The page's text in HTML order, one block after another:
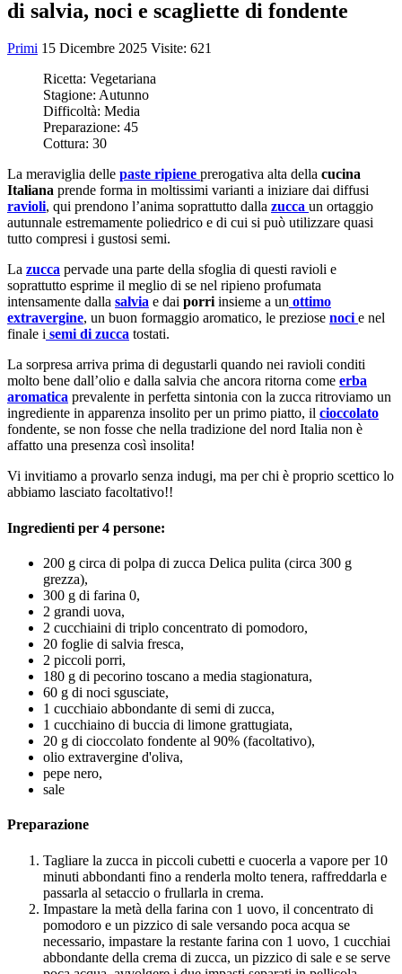
di salvia, noci e scagliette di fondente
Primi 15 Dicembre 2025 Visite: 621
Ricetta: Vegetariana
Stagione: Autunno
Difficoltà: Media
Preparazione: 45
Cottura: 30
La meraviglia delle paste ripiene prerogativa alta della cucina
Italiana prende forma in moltissimi varianti a iniziare dai diffusi
ravioli, qui prendono l’anima soprattutto dalla zucca un ortaggio
autunnale estremamente poliedrico e di cui si può utilizzare quasi
tutto compresi i gustosi semi.
La zucca pervade una parte della sfoglia di questi ravioli e
soprattutto esprime il meglio di se nel ripieno profumata
intensamente dalla salvia e dai porriinsieme a un ottimo
extravergine, un buon formaggio aromatico, le preziose noci e nel
finale i semi di zucca tostati.
La sorpresa arriva prima di degustarli quando nei ravioli conditi
molto bene dall’olio e dalla salvia che ancora ritorna come erba
aromatica prevalente in perfetta sintonia con la zucca ritroviamo un
ingrediente in apparenza insolito per un primo piatto, il cioccolato
fondente, se non fosse che nella tradizione del nord Italia non è
affatto una presenza così insolita!
Vi invitiamo a provarlo senza indugi, ma per chi è proprio scettico lo
abbiamo lasciato facoltativo!!
Ingredienti per 4 persone:
200 g circa di polpa di zucca Delica pulita (circa 300 g
grezza),
300 g di farina 0,
2 grandi uova,
2 cucchiaini di triplo concentrato di pomodoro,
20 foglie di salvia fresca,
2 piccoli porri,
180 g di pecorino toscano a media stagionatura,
60 g di noci sgusciate,
1 cucchiaio abbondante di semi di zucca,
1 cucchiaino di buccia di limone grattugiata,
20 g di cioccolato fondente al 90% (facoltativo),
olio extravergine d'oliva,
pepe nero,
sale
Preparazione
Tagliare la zucca in piccoli cubetti e cuocerla a vapore per 10
minuti abbondanti fino a renderla molto tenera, raffreddarla e
passarla al setaccio o frullarla in crema.
Impastare la metà della farina con 1 uovo, il concentrato di
pomodoro e un pizzico di sale versando poca acqua se
necessario, impastare la restante farina con 1 uovo, 1 cucchiai
abbondante della crema di zucca, un pizzico di sale e se serve